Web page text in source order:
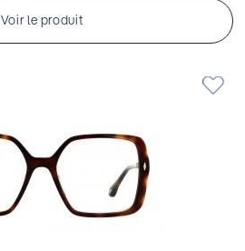
Voir le produit